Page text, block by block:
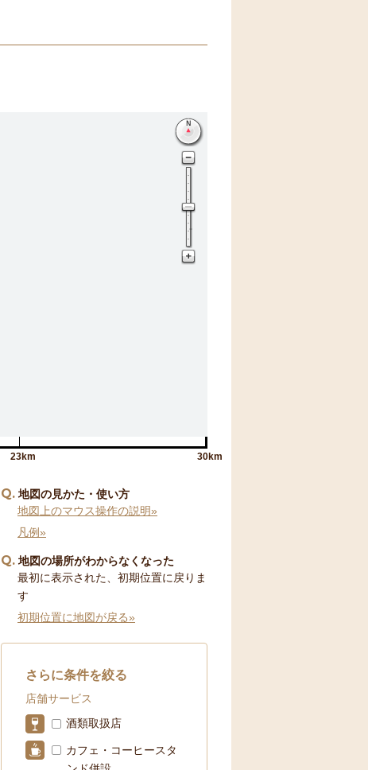
23km 30km
Q 地図の見かた・使い方
地図上のマウス操作の説明»
凡例»
Q 地図の場所がわからなくなった
最初に表示された、初期位置に戻りま
す
初期位置に地図が戻る»
さらに条件を絞る
店舗サービス
酒類取扱店
カフェ・コーヒースタ